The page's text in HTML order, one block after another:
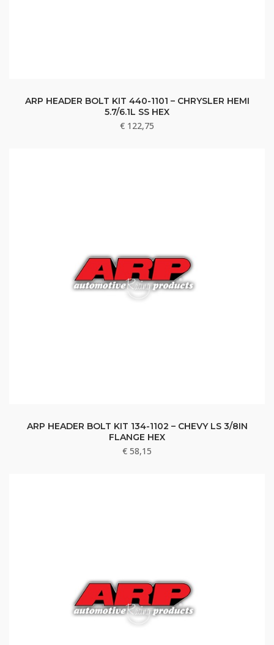
ARP HEADER BOLT KIT 440-1101 – CHRYSLER HEMI
5.7/6.1L SS HEX
€ 122,75
ARP HEADER BOLT KIT 134-1102 – CHEVY LS 3/8IN
FLANGE HEX
€ 58,15